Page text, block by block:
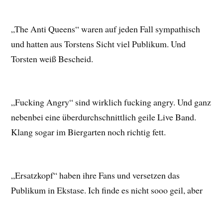
„The Anti Queens“ waren auf jeden Fall sympathisch
und hatten aus Torstens Sicht viel Publikum. Und
Torsten weiß Bescheid.
„Fucking Angry“ sind wirklich fucking angry. Und ganz
nebenbei eine überdurchschnittlich geile Live Band.
Klang sogar im Biergarten noch richtig fett.
„Ersatzkopf“ haben ihre Fans und versetzen das
Publikum in Ekstase. Ich finde es nicht sooo geil, aber